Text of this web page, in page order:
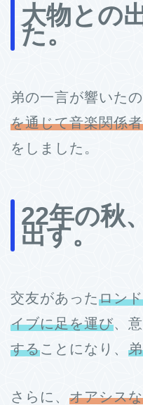
大物との
た。
弟の一言が響いた
を通じて音楽関係
をしました。
22年の秋
出す。
交友があったロン
イブに足を運び、
することになり、
さらに、 オアシス